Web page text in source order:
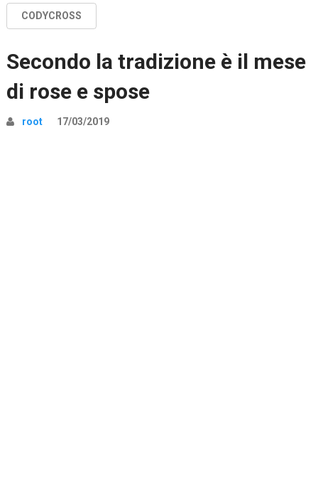
CODYCROSS
Secondo la tradizione è il mese
di rose e spose
root 17/03/2019